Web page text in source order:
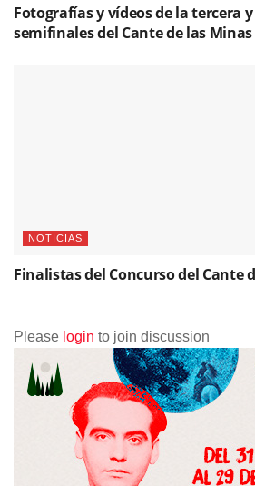
Fotografías y vídeos de la tercera
semifinales del Cante de las Minas
NOTICIAS
Finalistas del Concurso del Cante
Please login to join discussion